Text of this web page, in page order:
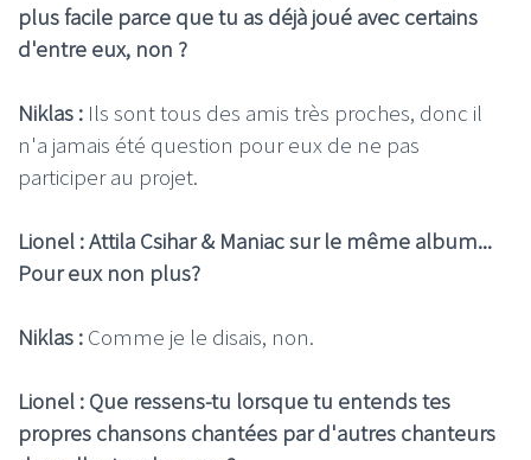
plus facile parce que tu as déjà joué avec certains
d'entre eux, non ?
Niklas : Ils sont tous des amis très proches, donc il
n'a jamais été question pour eux de ne pas
participer au projet.
Lionel : Attila Csihar & Maniac sur le même album...
Pour eux non plus?
Niklas : Comme je le disais, non.
Lionel : Que ressens-tu lorsque tu entends tes
propres chansons chantées par d'autres chanteurs